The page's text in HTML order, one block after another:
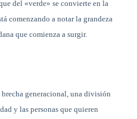
del «verde» se convierte en la
comenzando a notar la grandeza
que comienza a surgir.
brecha generacional, una división
y las personas que quieren